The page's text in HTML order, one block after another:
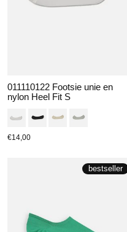
011110122 Footsie unie en
nylon Heel Fit S
€14,00
bestseller